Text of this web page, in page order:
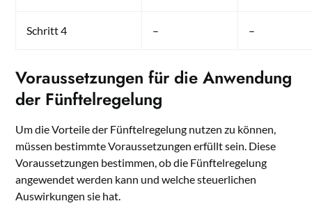
Schritt 4 – –
Voraussetzungen für die Anwendung
der Fünftelregelung
Um die Vorteile der Fünftelregelung nutzen zu können,
müssen bestimmte Voraussetzungen erfüllt sein. Diese
Voraussetzungen bestimmen, ob die Fünftelregelung
angewendet werden kann und welche steuerlichen
Auswirkungen sie hat.